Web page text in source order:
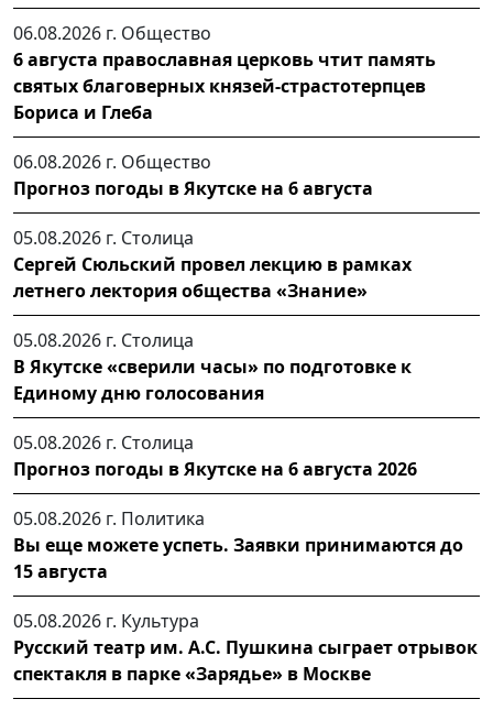
06.08.2026 г. Общество
6 августа православная церковь чтит память
святых благоверных князей-страстотерпцев
Бориса и Глеба
06.08.2026 г. Общество
Прогноз погоды в Якутске на 6 августа
05.08.2026 г. Столица
Сергей Сюльский провел лекцию в рамках
летнего лектория общества «Знание»
05.08.2026 г. Столица
В Якутске «сверили часы» по подготовке к
Единому дню голосования
05.08.2026 г. Столица
Прогноз погоды в Якутске на 6 августа 2026
05.08.2026 г. Политика
Вы еще можете успеть. Заявки принимаются до
15 августа
05.08.2026 г. Культура
Русский театр им. А.С. Пушкина сыграет отрывок
спектакля в парке «Зарядье» в Москве